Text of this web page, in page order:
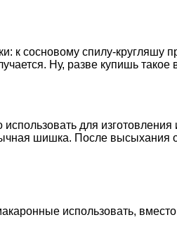
сосновому спилу-кругляшу
Ну, разве купишь такое
для
шишка. После высыхания
использовать, вместо